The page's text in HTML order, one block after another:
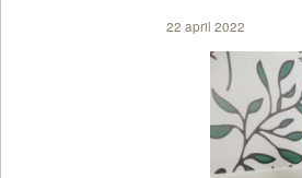
22 april 2022